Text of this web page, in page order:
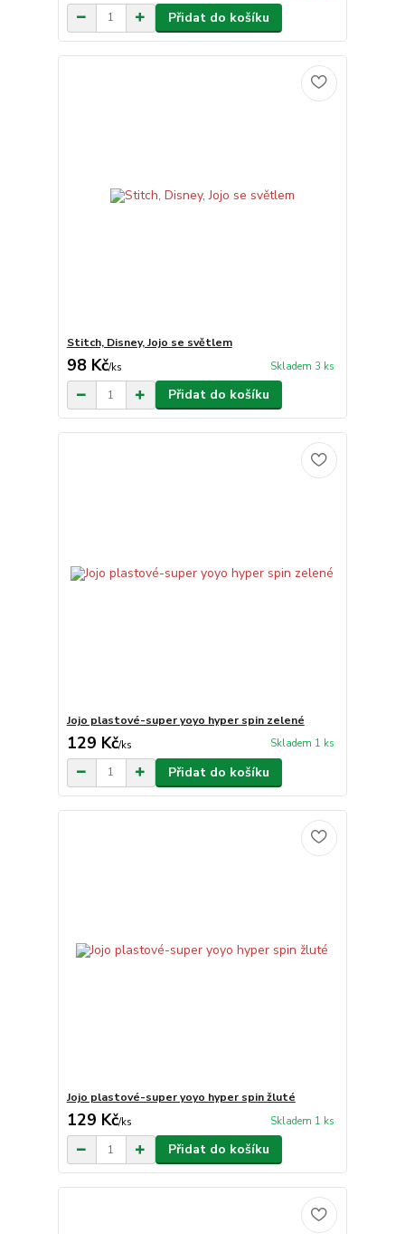
Přidat do košíku
Stitch, Disney, Jojo se světlem
98 Kč/ks Skladem 3 ks
Přidat do košíku
Jojo plastové-super yoyo hyper spin zelené
129 Kč/ks Skladem 1 ks
Přidat do košíku
Jojo plastové-super yoyo hyper spin žluté
129 Kč/ks Skladem 1 ks
Přidat do košíku